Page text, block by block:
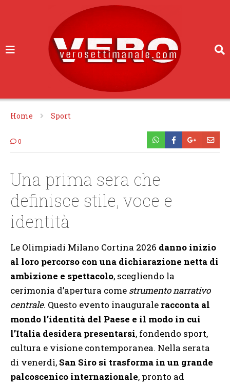
Home Sport
0
Una prima sera che
definisce stile, voce e
identità
Le Olimpiadi Milano Cortina 2026 danno inizio
al loro percorso con una dichiarazione netta di
ambizione e spettacolo, scegliendo la
cerimonia d’apertura come strumento narrativo
centrale. Questo evento inaugurale racconta al
mondo l’identità del Paese e il modo in cui
l’Italia desidera presentarsi, fondendo sport,
cultura e visione contemporanea. Nella serata
di venerdì, San Siro si trasforma in un grande
palcoscenico internazionale, pronto ad